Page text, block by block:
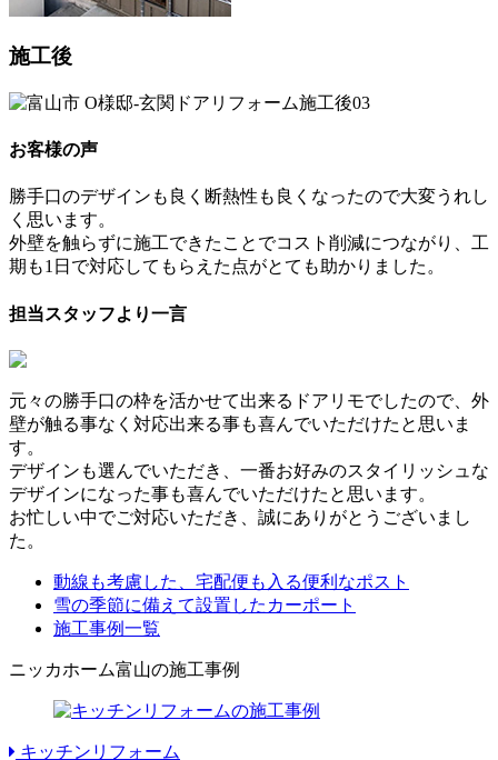
施工後
お客様の声
勝手口のデザインも良く断熱性も良くなったので大変うれし
く思います。
外壁を触らずに施工できたことでコスト削減につながり、工
期も1日で対応してもらえた点がとても助かりました。
担当スタッフより一言
元々の勝手口の枠を活かせて出来るドアリモでしたので、外
壁が触る事なく対応出来る事も喜んでいただけたと思いま
す。
デザインも選んでいただき、一番お好みのスタイリッシュな
デザインになった事も喜んでいただけたと思います。
お忙しい中でご対応いただき、誠にありがとうございまし
た。
動線も考慮した、宅配便も入る便利なポスト
雪の季節に備えて設置したカーポート
施工事例一覧
ニッカホーム富山の施工事例
キッチンリフォーム